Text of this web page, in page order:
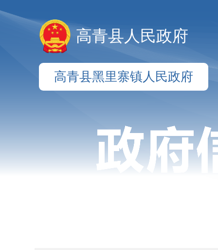
高青县人民政府
高青县黑里寨镇人民政府